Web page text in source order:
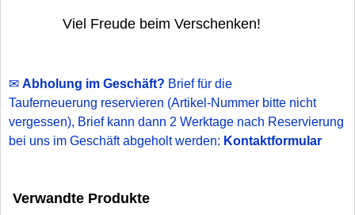
Viel Freude beim Verschenken!
✉ Abholung im Geschäft? Brief für die
Tauferneuerung reservieren (Artikel-Nummer bitte nicht
vergessen), Brief kann dann 2 Werktage nach Reservierung
bei uns im Geschäft abgeholt werden: Kontaktformular
Verwandte Produkte